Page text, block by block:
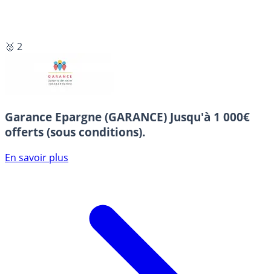
🥈 2
Garance Epargne (GARANCE) Jusqu'à 1 000€
offerts (sous conditions).
En savoir plus